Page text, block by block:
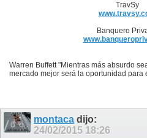
TravSy
Banquero
Warren Buffett "Mientras más absurdo
mercado mejor será la oportunidad para
montaca dijo:
24/02/2015 18:26